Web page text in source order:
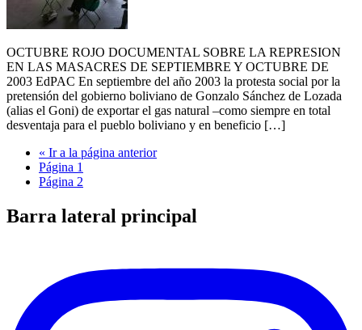
OCTUBRE ROJO DOCUMENTAL SOBRE LA REPRESION
EN LAS MASACRES DE SEPTIEMBRE Y OCTUBRE DE
2003 EdPAC En septiembre del año 2003 la protesta social por la
pretensión del gobierno boliviano de Gonzalo Sánchez de Lozada
(alias el Goni) de exportar el gas natural –como siempre en total
desventaja para el pueblo boliviano y en beneficio […]
« Ir a la página anterior
Página 1
Página 2
Barra lateral principal